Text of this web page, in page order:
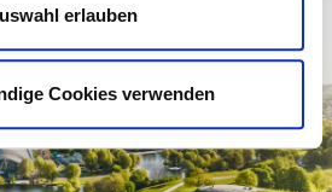
erlauben
Cookies verwenden